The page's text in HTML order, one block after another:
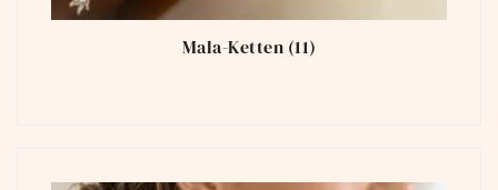
Mala-Ketten (11)